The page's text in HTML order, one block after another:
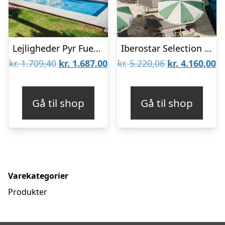
Lejligheder Pyr Fuengirola
kr.1.709,40 Den
var:
kr. 1.709,40.
kr. 1.687,00Den
kr. 1.687,00.
Gå til shop
Iberostar Selection Es Trenc
kr.5.220,06 Den
var:
kr. 5.220,06.
kr. 4.160,00
Gå til shop
Varekategorier
Produkter